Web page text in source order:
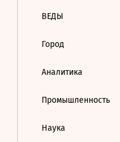
ВЕДЫ
Город
Аналитика
Промышленность
Наука